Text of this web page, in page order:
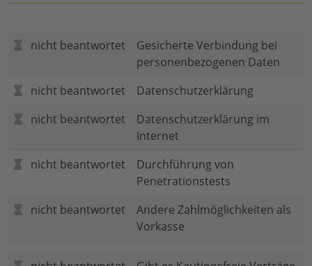
nicht beantwortet
Gesicherte Verbindung bei
personenbezogenen Daten
nicht beantwortet
Datenschutzerklärung
nicht beantwortet
Datenschutzerklärung im
Internet
nicht beantwortet
Durchführung von
Penetrationstests
nicht beantwortet
Andere Zahlmöglichkeiten als
Vorkasse